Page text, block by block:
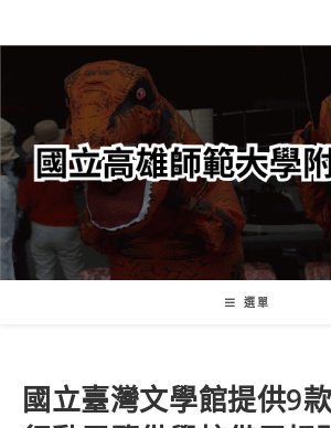
轉
要
內
容
選單
國立臺灣文學館提供9